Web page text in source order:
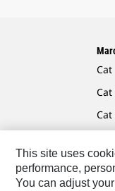
Cat
Cat
This site uses
performance,
You can adjust